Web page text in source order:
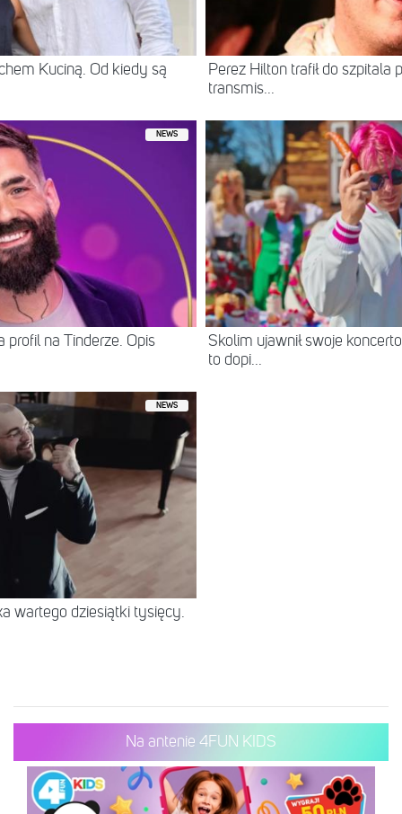
Kuciną. Od kiedy są
Perez Hilton trafił do szpitala
transmis...
NEWS
profil na Tinderze. Opis
Skolim ujawnił swoje
to dopi...
NEWS
wartego dziesiątki tysięcy.
Na antenie 4FUN KIDS